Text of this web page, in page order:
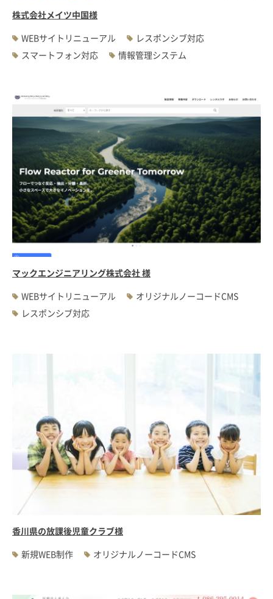
株式会社メイツ中国様
WEBサイトリニューアル
レスポンシブ対応
スマートフォン対応
情報管理システム
マックエンジニアリング株式会社 様
WEBサイトリニューアル
オリジナルノーコードCMS
レスポンシブ対応
香川県の放課後児童クラブ様
新規WEB制作
オリジナルノーコードCMS